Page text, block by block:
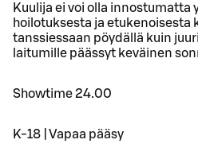
Kuulija ei voi olla innostumatta
hoilotuksesta ja etukenoisesta
tanssiessaan pöydällä kuin
laitumille päässyt keväinen
Showtime 24.00
K-18 | Vapaa pääsy